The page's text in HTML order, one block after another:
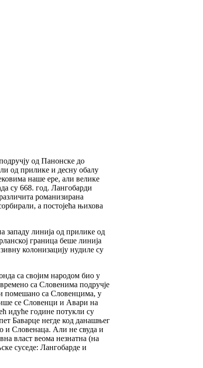
од Панонске до
од прилике и десну обалу
наше ере, али велике
су 668. год. Лангобарди
романизирана
а постојећа њихова
западу линија од прилике од
граница беше линија
колонизацију нудиле су
са својим народом био у
са Словенима подручје
помешано са Словенцима, у
се Словенци и Авари на
идуће године потукли су
Баварце негде код данашњег
и Словенаца. Али не свуда и
власт веома незнатна (на
суседе: Лангобарде и